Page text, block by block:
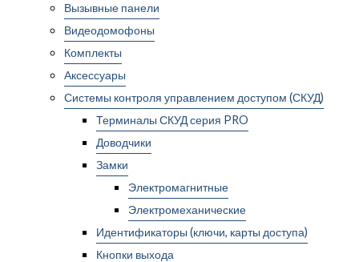
Вызывные панели
Видеодомофоны
Комплекты
Аксессуары
Системы контроля управлением доступом (СКУД)
Терминалы СКУД серия PRO
Доводчики
Замки
Электромагнитные
Электромеханические
Идентификаторы (ключи, карты доступа)
Кнопки выхода